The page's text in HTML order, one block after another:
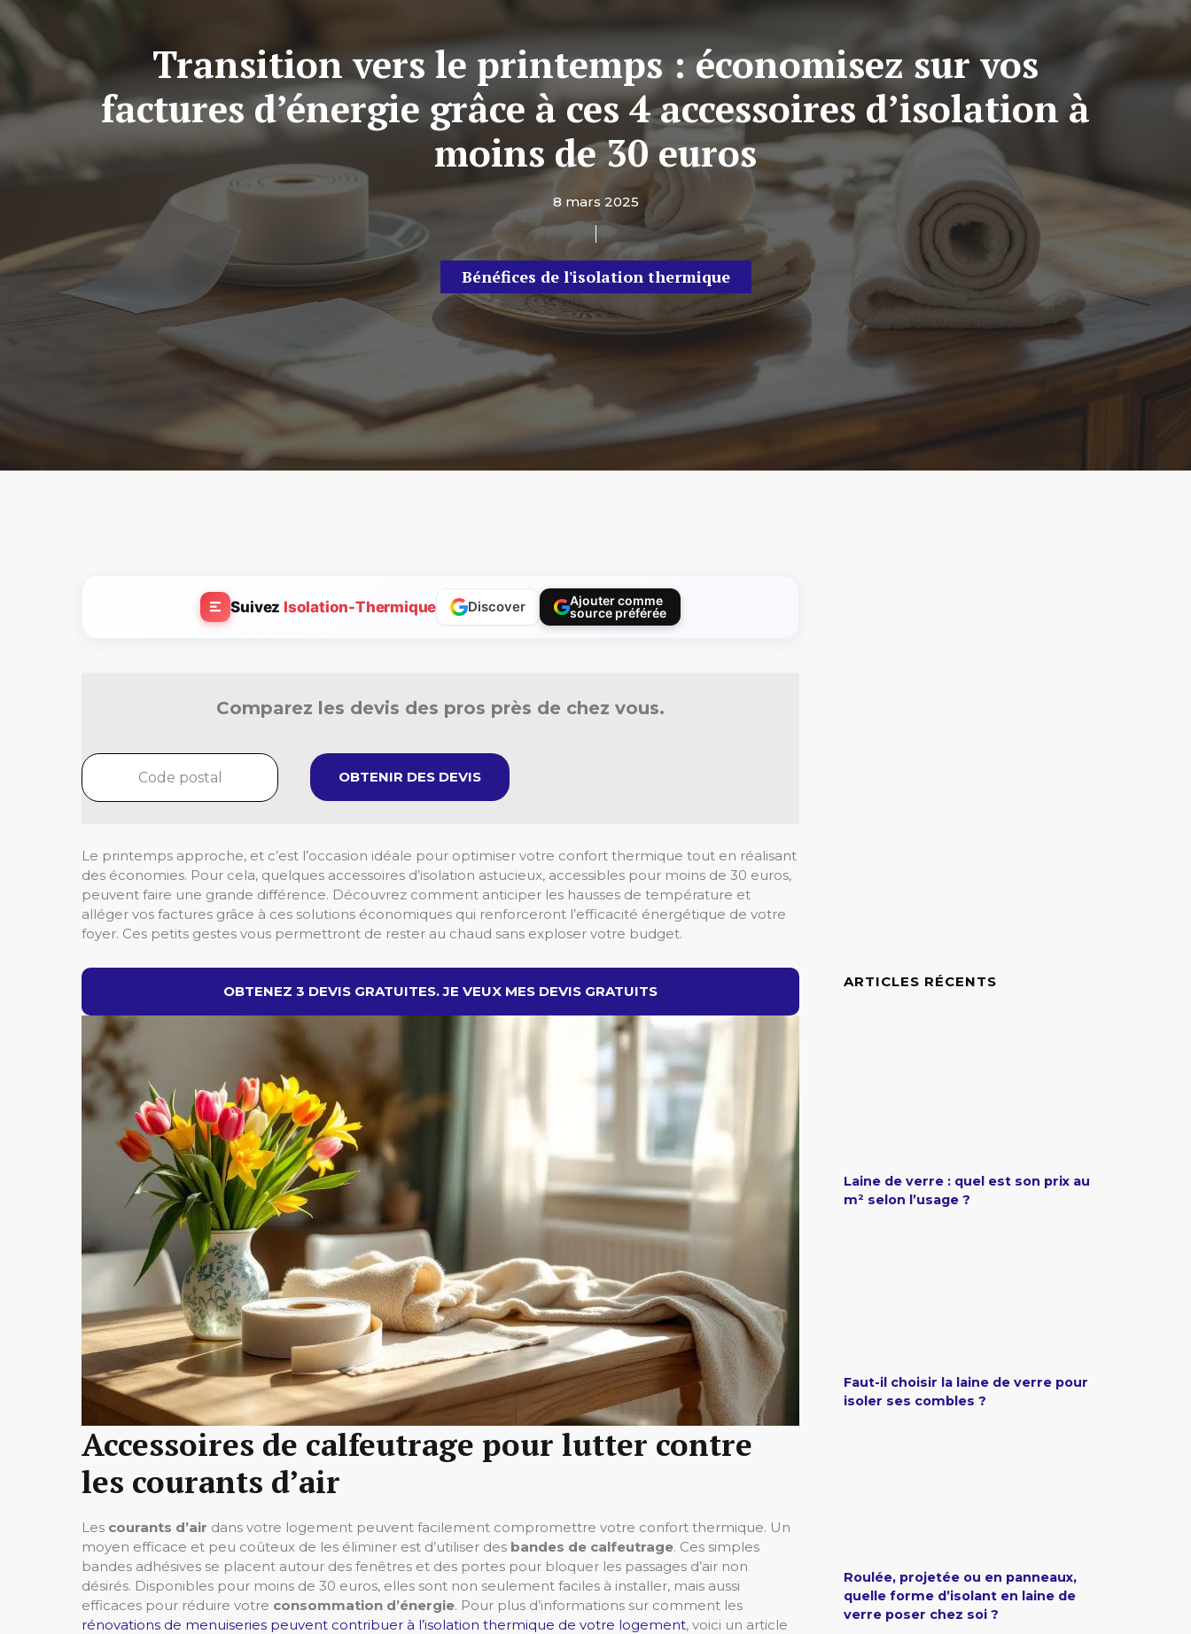
Transition vers le printemps : économisez sur vos
factures d’énergie grâce à ces 4 accessoires d’isolation à
moins de 30 euros
8 mars 2025
Bénéfices de l'isolation thermique
Suivez Isolation-Thermique Discover
Ajouter comme
source préférée
Comparez les devis des pros près de chez vous.
OBTENIR DES DEVIS
Le printemps approche, et c’est l’occasion idéale pour optimiser votre confort thermique tout en réalisant
des économies. Pour cela, quelques accessoires d’isolation astucieux, accessibles pour moins de 30 euros,
peuvent faire une grande différence. Découvrez comment anticiper les hausses de température et
alléger vos factures grâce à ces solutions économiques qui renforceront l’efficacité énergétique de votre
foyer. Ces petits gestes vous permettront de rester au chaud sans exploser votre budget.
OBTENEZ 3 DEVIS GRATUITES. JE VEUX MES DEVIS GRATUITS
Accessoires de calfeutrage pour lutter contre
les courants d’air
Les courants d’air dans votre logement peuvent facilement compromettre votre confort thermique. Un
moyen efficace et peu coûteux de les éliminer est d’utiliser des bandes de calfeutrage. Ces simples
bandes adhésives se placent autour des fenêtres et des portes pour bloquer les passages d’air non
désirés. Disponibles pour moins de 30 euros, elles sont non seulement faciles à installer, mais aussi
efficaces pour réduire votre consommation d’énergie. Pour plus d’informations sur comment les
rénovations de menuiseries peuvent contribuer à l’isolation thermique de votre logement, voici un article
ARTICLES RÉCENTS
Laine de verre : quel est son prix au
m² selon l’usage ?
Faut-il choisir la laine de verre pour
isoler ses combles ?
Roulée, projetée ou en panneaux,
quelle forme d’isolant en laine de
verre poser chez soi ?